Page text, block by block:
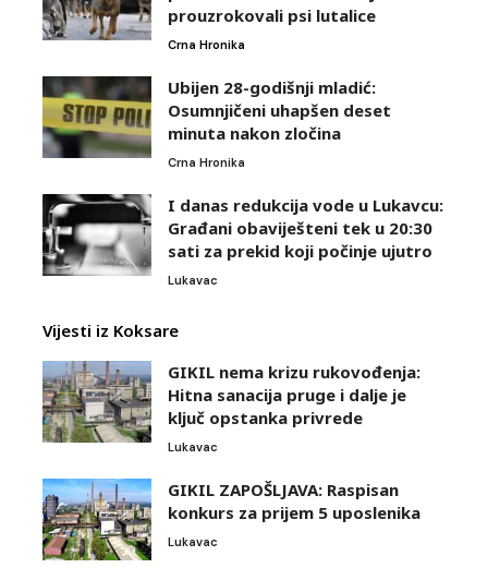
prouzrokovali psi lutalice
Crna Hronika
Ubijen 28-godišnji mladić:
Osumnjičeni uhapšen deset
minuta nakon zločina
Crna Hronika
I danas redukcija vode u Lukavcu:
Građani obaviješteni tek u 20:30
sati za prekid koji počinje ujutro
Lukavac
Vijesti iz Koksare
GIKIL nema krizu rukovođenja:
Hitna sanacija pruge i dalje je
ključ opstanka privrede
Lukavac
GIKIL ZAPOŠLJAVA: Raspisan
konkurs za prijem 5 uposlenika
Lukavac